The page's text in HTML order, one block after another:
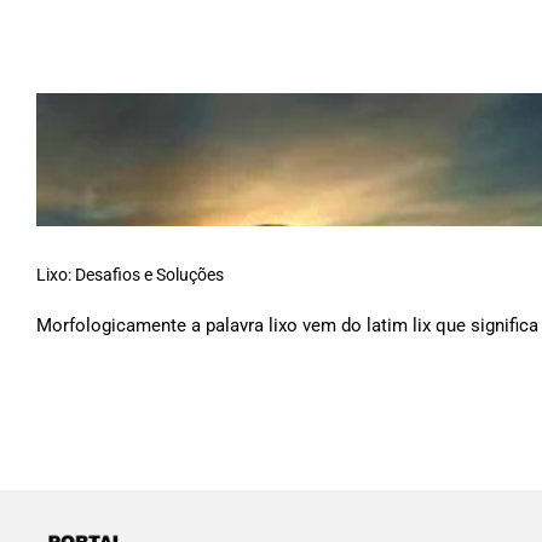
Lixo: Desafios e Soluções
Morfologicamente a palavra lixo vem do latim lix que significa